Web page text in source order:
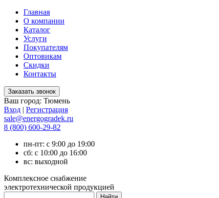
Главная
О компании
Каталог
Услуги
Покупателям
Оптовикам
Скидки
Контакты
Ваш город: Тюмень
Вход | Регистрация
sale@energogradek.ru
8 (800) 600-29-82
пн-пт: с 9:00 до 19:00
сб: с 10:00 до 16:00
вс: выходной
Комплексное снабжение
электротехнической продукцией